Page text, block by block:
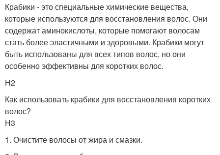
Крабики - это специальные химические вещества,
которые используются для восстановления волос. Они
содержат аминокислоты, которые помогают волосам
стать более эластичными и здоровыми. Крабики могут
быть использованы для всех типов волос, но они
особенно эффективны для коротких волос.
H2
Как использовать крабики для восстановления коротких
волос?
H3
1. Очистите волосы от жира и смазки.